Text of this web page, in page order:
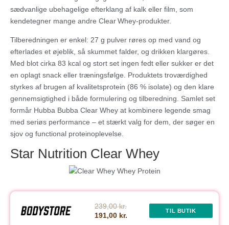
sædvanlige ubehagelige efterklang af kalk eller film, som
kendetegner mange andre Clear Whey‑produkter.
Tilberedningen er enkel: 27 g pulver røres op med vand og
efterlades et øjeblik, så skummet falder, og drikken klargøres.
Med blot cirka 83 kcal og stort set ingen fedt eller sukker er det
en oplagt snack eller træningsfølge. Produktets troværdighed
styrkes af brugen af kvalitetsprotein (86 % isolate) og den klare
gennemsigtighed i både formulering og tilberedning. Samlet set
formår Hubba Bubba Clear Whey at kombinere legende smag
med seriøs performance – et stærkt valg for dem, der søger en
sjov og functional proteinoplevelse.
Star Nutrition Clear Whey
239,00 kr.
191,00 kr.
TIL BUTIK